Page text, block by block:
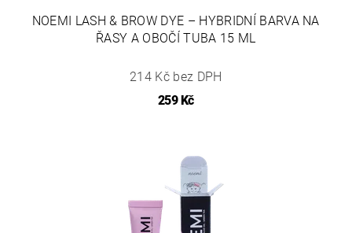
NOEMI LASH & BROW DYE – HYBRIDNÍ BARVA NA
ŘASY A OBOČÍ TUBA 15 ML
214 Kč bez DPH
259 Kč